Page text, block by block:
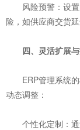
风险预警：设置
险，如供应商交货
四、灵活扩展
ERP管理系统的
动态调整：
个性化定制：通